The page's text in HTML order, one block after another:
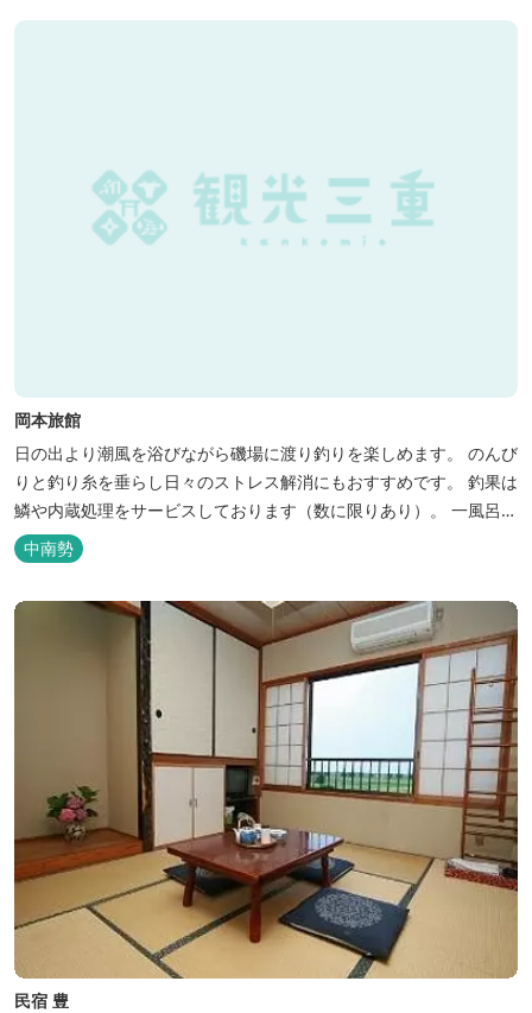
岡本旅館
日の出より潮風を浴びながら磯場に渡り釣りを楽しめます。 のんび
りと釣り糸を垂らし日々のストレス解消にもおすすめです。 釣果は
鱗や内蔵処理をサービスしております（数に限りあり）。 一風呂浴
びてさっぱりしてお帰りいただけます。 料金１名５５００円、弁当
５００円
中南勢
民宿 豊